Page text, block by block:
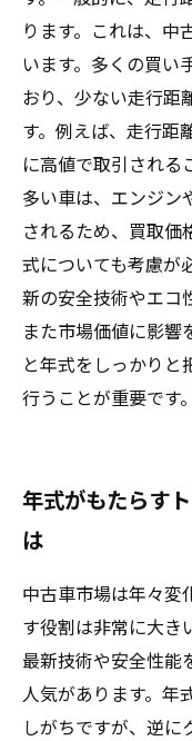
ります。これは、中
います。多くの買い
おり、少ない走行距
す。例えば、走行距
に高値で取引される
多い車は、エンジン
されるため、買取価
式についても考慮が
新の安全技術やエコ
また市場価値に影響
と年式をしっかりと
行うことが重要です。
年式がもたらす
は
中古車市場は年々変
す役割は非常に大き
最新技術や安全性能
人気があります。年
しがちですが、逆